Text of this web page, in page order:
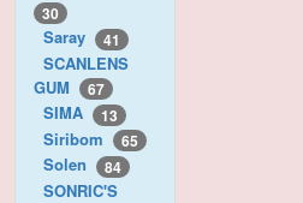
30
Saray 41
SCANLENS
GUM
67
SIMA 13
Siribom 65
Solen 84
SONRIC'S